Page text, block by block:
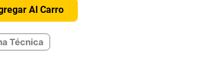
Al Carro
Técnica